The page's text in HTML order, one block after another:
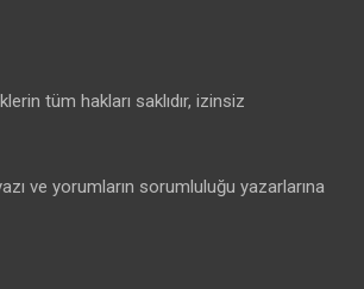
tüm hakları saklıdır, izinsiz
ve yorumların sorumluluğu yazarlarına